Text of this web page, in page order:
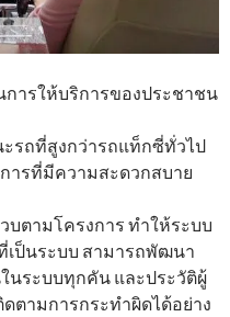
การให้บริการของประชาชน
รถที่สูงกว่ารถแท็กซี่ทั่วไป
ารที่มีความสะดวกสบาย
ตามโครงการ ทำให้ระบบ
เป็นระบบ สามารถพัฒนา
นระบบทุกคัน และประวัติผู้
ตามการกระทำผิดได้อย่าง